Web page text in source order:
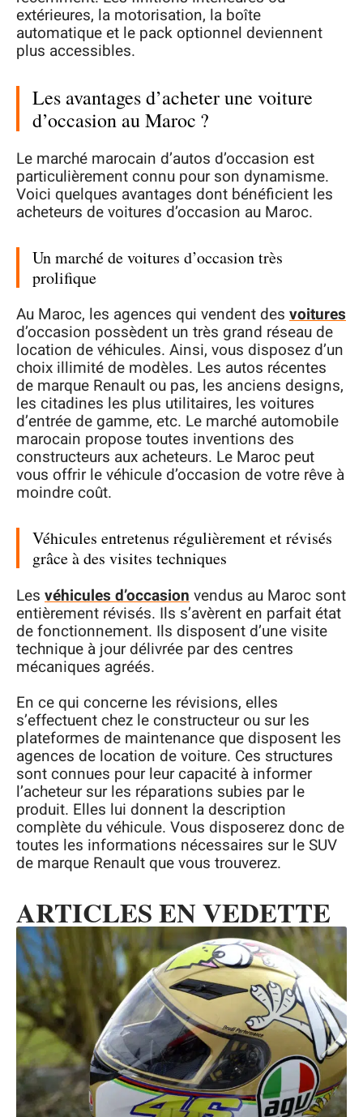
extérieures, la motorisation, la boîte
automatique et le pack optionnel deviennent
plus accessibles.
Les avantages d’acheter une voiture
d’occasion au Maroc ?
Le marché marocain d’autos d’occasion est
particulièrement connu pour son dynamisme.
Voici quelques avantages dont bénéficient les
acheteurs de voitures d’occasion au Maroc.
Un marché de voitures d’occasion très
prolifique
Au Maroc, les agences qui vendent des voitures
d’occasion possèdent un très grand réseau de
location de véhicules. Ainsi, vous disposez d’un
choix illimité de modèles. Les autos récentes
de marque Renault ou pas, les anciens designs,
les citadines les plus utilitaires, les voitures
d’entrée de gamme, etc. Le marché automobile
marocain propose toutes inventions des
constructeurs aux acheteurs. Le Maroc peut
vous offrir le véhicule d’occasion de votre rêve à
moindre coût.
Véhicules entretenus régulièrement et révisés
grâce à des visites techniques
Les véhicules d’occasionvendus au Maroc sont
entièrement révisés. Ils s’avèrent en parfait état
de fonctionnement. Ils disposent d’une visite
technique à jour délivrée par des centres
mécaniques agréés.
En ce qui concerne les révisions, elles
s’effectuent chez le constructeur ou sur les
plateformes de maintenance que disposent les
agences de location de voiture. Ces structures
sont connues pour leur capacité à informer
l’acheteur sur les réparations subies par le
produit. Elles lui donnent la description
complète du véhicule. Vous disposerez donc de
toutes les informations nécessaires sur le SUV
de marque Renault que vous trouverez.
ARTICLES EN VEDETTE